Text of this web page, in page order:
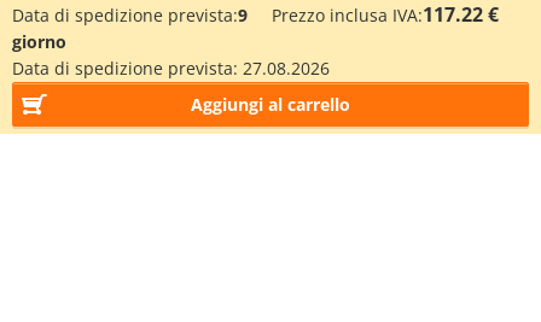
Data di spedizione prevista:9
giorno
Prezzo inclusa IVA:117.22 €
Data di spedizione prevista: 27.08.2026
Aggiungi al carrello